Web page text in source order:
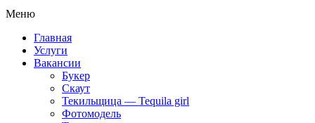
Меню
Главная
Услуги
Вакансии
Букер
Скаут
Текильщица — Tequila girl
Фотомодель